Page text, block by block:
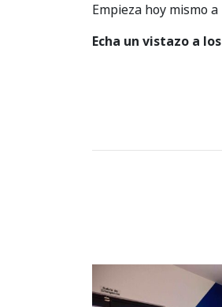
Empieza hoy mismo
Echa un vistazo a